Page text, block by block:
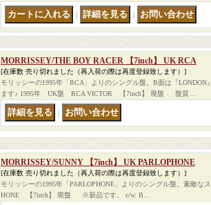
MORRISSEY/THE BOY RACER 【7inch】 UK RCA
[在庫数 売り切れました（再入荷の際は再度登録致します）]
モリッシーの1995年「RCA」よりのシングル盤。B面は『
ます♪ 1995年 UK盤 RCA VICTOR 【7inch】 廃盤 盤質…
MORRISSEY/SUNNY 【7inch】 UK PARLOPHONE
[在庫数 売り切れました（再入荷の際は再度登録致します）]
モリッシーの1995年「PARLOPHONE」よりのシングル盤。素敵
HONE 【7inch】 廃盤 ※新品です。 c/w. B…